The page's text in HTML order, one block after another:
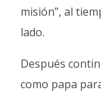
misión”, al
lado.
Después
como papa